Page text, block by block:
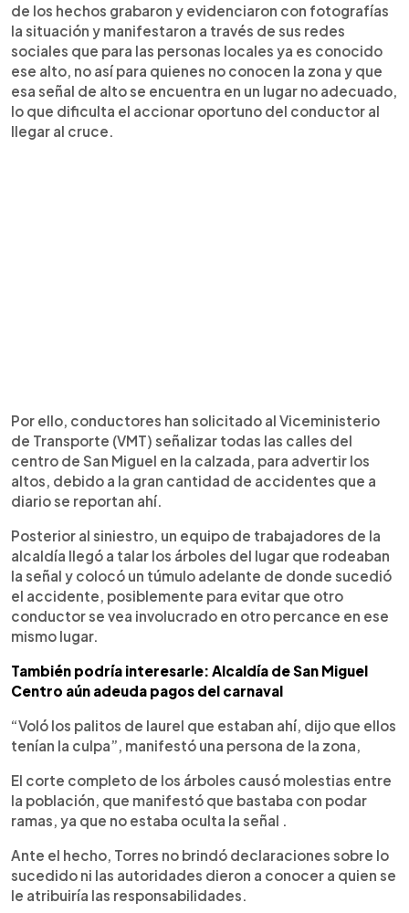
de los hechos grabaron y evidenciaron con fotografías
la situación y manifestaron a través de sus redes
sociales que para las personas locales ya es conocido
ese alto, no así para quienes no conocen la zona y que
esa señal de alto se encuentra en un lugar no adecuado,
lo que dificulta el accionar oportuno del conductor al
llegar al cruce.
Por ello, conductores han solicitado al Viceministerio
de Transporte (VMT) señalizar todas las calles del
centro de San Miguel en la calzada, para advertir los
altos, debido a la gran cantidad de accidentes que a
diario se reportan ahí.
Posterior al siniestro, un equipo de trabajadores de la
alcaldía llegó a talar los árboles del lugar que rodeaban
la señal y colocó un túmulo adelante de donde sucedió
el accidente, posiblemente para evitar que otro
conductor se vea involucrado en otro percance en ese
mismo lugar.
También podría interesarle: Alcaldía de San Miguel
Centro aún adeuda pagos del carnaval
“Voló los palitos de laurel que estaban ahí, dijo que ellos
tenían la culpa”, manifestó una persona de la zona,
El corte completo de los árboles causó molestias entre
la población, que manifestó que bastaba con podar
ramas, ya que no estaba oculta la señal .
Ante el hecho, Torres no brindó declaraciones sobre lo
sucedido ni las autoridades dieron a conocer a quien se
le atribuiría las responsabilidades.